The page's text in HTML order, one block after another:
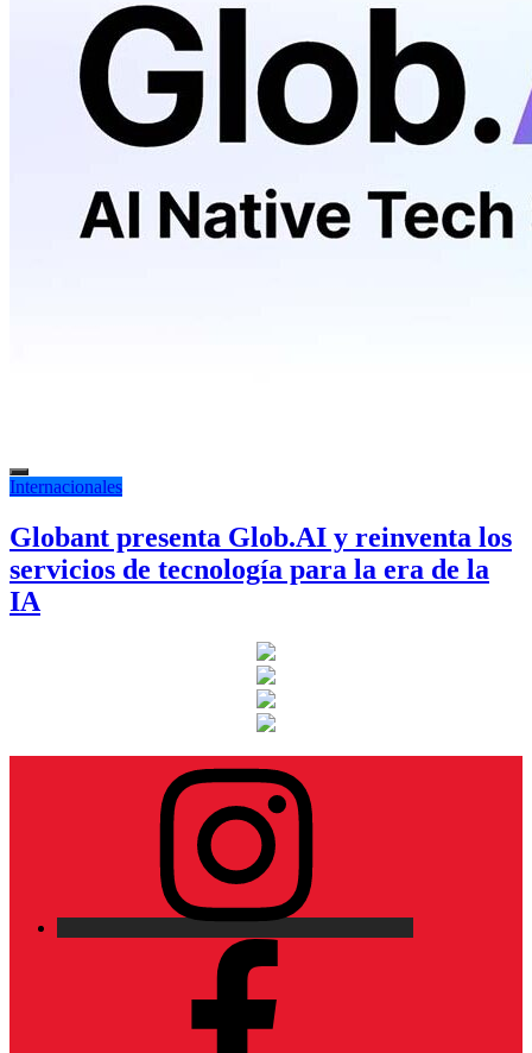
Internacionales
Globant presenta Glob.AI y reinventa los
servicios de tecnología para la era de la
IA